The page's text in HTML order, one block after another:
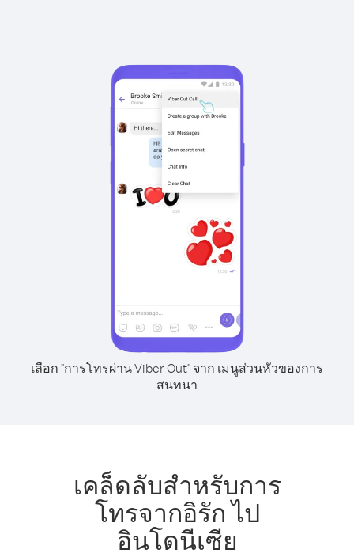
เลือก "การโทรผ่าน Viber Out" จาก เมนูส่วนหัวของการ
สนทนา
เคล็ดลับสำหรับการ
โทรจากอิรัก ไป
อินโดนีเซีย